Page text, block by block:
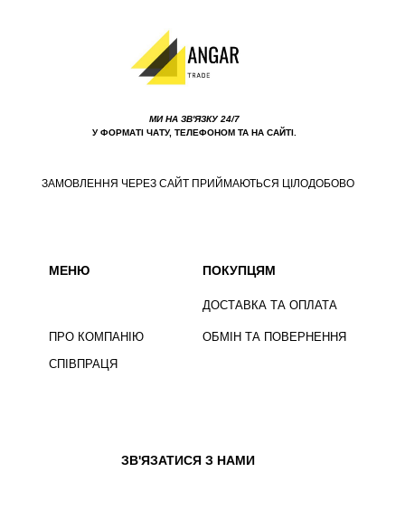
ПРО КОМПАНІЮ
СПІВПРАЦЯ
ДОСТАВКА ТА ОПЛАТА
ОБМІН ТА ПОВЕРНЕННЯ
ПОКУПЦЯМ
МИ НА ЗВ'ЯЗКУ 24/7
У ФОРМАТІ ЧАТУ, ТЕЛЕФОНОМ ТА НА САЙТІ.
ЗВ'ЯЗАТИСЯ З НАМИ
МЕНЮ
ЗАМОВЛЕННЯ ЧЕРЕЗ САЙТ ПРИЙМАЮТЬСЯ ЦІЛОДОБОВО